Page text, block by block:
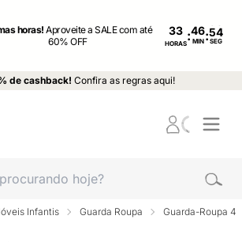
horas!Aproveite a SALE com até
60% OFF
33
HORAS: MIN : SEG
de cashback! Confira as regras aqui!
Infantis Guarda Roupa Guarda-Roupa 4